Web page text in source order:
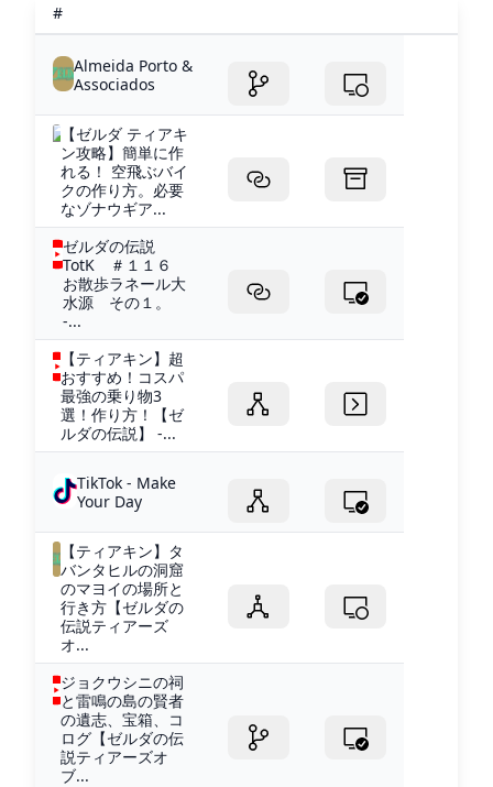
#
Almeida Porto &
Associados
【ゼルダ ティアキ
ン攻略】簡単に作
れる！ 空飛ぶバイ
クの作り方。必要
なゾナウギア...
ゼルダの伝説
TotK ＃１１６
お散歩ラネール大
水源 その１。
-...
【ティアキン】超
おすすめ！コスパ
最強の乗り物3
選！作り方！【ゼ
ルダの伝説】 -...
TikTok - Make
Your Day
【ティアキン】タ
バンタヒルの洞窟
のマヨイの場所と
行き方【ゼルダの
伝説ティアーズ
オ...
ジョクウシニの祠
と雷鳴の島の賢者
の遺志、宝箱、コ
ログ【ゼルダの伝
説ティアーズオ
ブ...